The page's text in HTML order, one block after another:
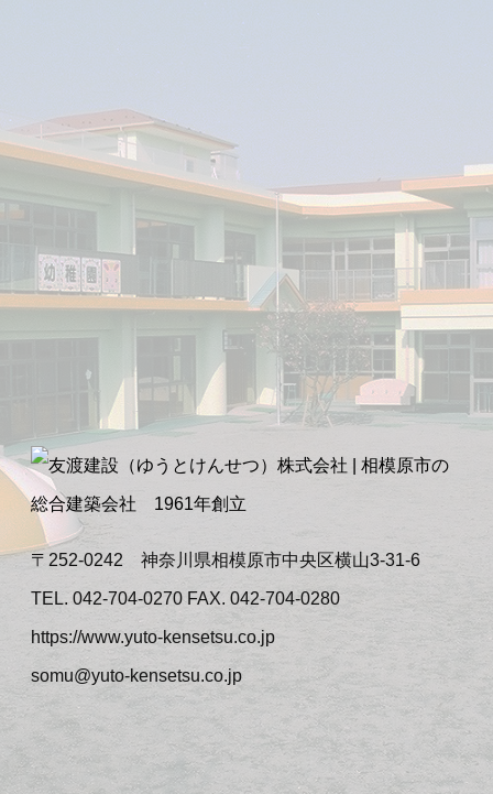
〒252-0242 神奈川県相模原市中央区横山3-31-6
TEL. 042-704-0270 FAX. 042-704-0280
https://www.yuto-kensetsu.co.jp
somu@yuto-kensetsu.co.jp